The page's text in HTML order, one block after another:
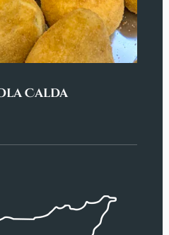
Calda